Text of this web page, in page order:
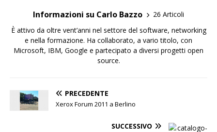
Informazioni su Carlo Bazzo
26 Articoli
È attivo da oltre vent’anni nel settore del software, networking
e nella formazione. Ha collaborato, a vario titolo, con
Microsoft, IBM, Google e partecipato a diversi progetti open
source.
PRECEDENTE
Xerox Forum 2011 a Berlino
SUCCESSIVO